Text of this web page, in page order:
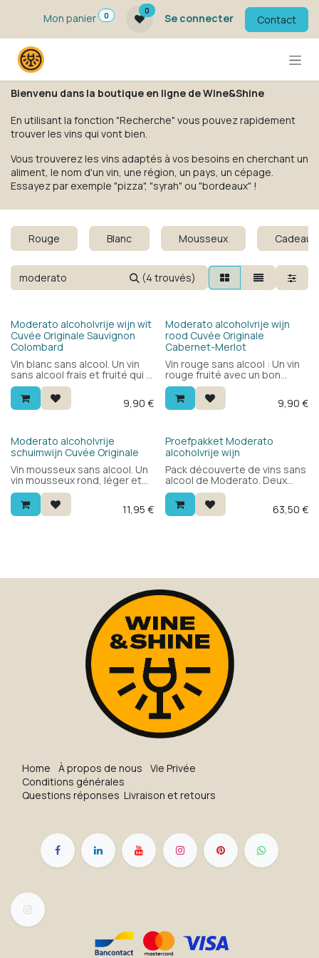
Se rendre au contenu
Mon panier
0
0
Se connecter Contact
Bienvenu dans la boutique en ligne de Wine&Shine
En utilisant la fonction "Recherche" vous pouvez rapidement
trouver les vins qui vont bien.
Vous trouverez les vins adaptés à vos besoins en cherchant un
aliment, le nom d'un vin, une région, un pays, un cépage.
Essayez par exemple "pizza", "syrah" ou "bordeaux" !
Rouge Blanc Mousseux Cadeaux
(4 trouvés)
Moderato alcoholvrije wijn wit
Cuvée Originale Sauvignon
Colombard
Vin blanc sans alcool. Un vin
sans alcool frais et fruité qui a
vraiment le goût du vin.
Produit comme un vin
classique dont l'alcool est
Colombard.
9,90 €
Moderato alcoholvrije wijn
rood Cuvée Originale
Cabernet-Merlot
Vin rouge sans alcool : Un vin
rouge fruité avec un bon
équilibre et une acidité
suffisante pour accompagner
un grand nombre de plats
tanins souples que l'on trouve
rarement dans les produits
sans alcool, élaboré à partir
des cépages bordelais :
Merlot, Cabernet Sauvignon
et un peu de Cabernet Franc.
9,90 €
Moderato alcoholvrije
schuimwijn Cuvée Originale
Vin mousseux sans alcool. Un
vin mousseux rond, léger et
frais avec des bulles fines
élaboré à partir du cépage
Colombard, typique de la11,95 €
Proefpakket Moderato
alcoholvrije wijn
Pack découverte de vins sans
alcool de Moderato. Deux
bouteilles de chaque : rouge,
blanc et pétillant. Sans alcool,
avec le goût d'un vrai vin — à
63,50 €
H​o​me À propos de nous
Vie Privée
Conditions générales
Questions réponses Livraison et retours